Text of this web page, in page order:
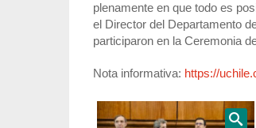
plenamente en que todo es
el Director del Departamento
participaron en la Ceremonia
Nota informativa: https://